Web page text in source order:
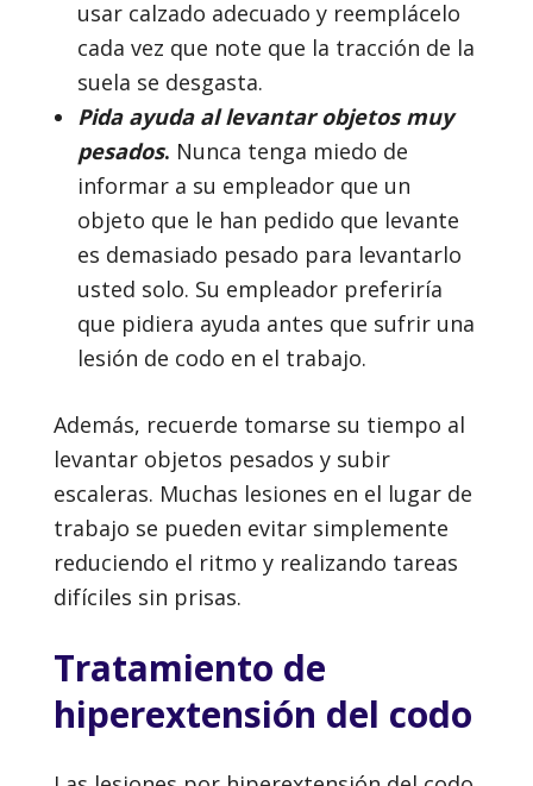
usar calzado adecuado y reemplácelo
cada vez que note que la tracción de la
suela se desgasta.
Pida ayuda al levantar objetos muy
pesados. Nunca tenga miedo de
informar a su empleador que un
objeto que le han pedido que levante
es demasiado pesado para levantarlo
usted solo. Su empleador preferiría
que pidiera ayuda antes que sufrir una
lesión de codo en el trabajo.
Además, recuerde tomarse su tiempo al
levantar objetos pesados y subir
escaleras. Muchas lesiones en el lugar de
trabajo se pueden evitar simplemente
reduciendo el ritmo y realizando tareas
difíciles sin prisas.
Tratamiento de
hiperextensión del codo